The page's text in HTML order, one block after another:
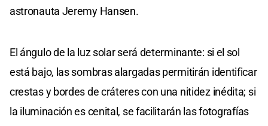
astronauta Jeremy Hansen.
El ángulo de la luz solar será determinante: si el sol
está bajo, las sombras alargadas permitirán identificar
crestas y bordes de cráteres con una nitidez inédita; si
la iluminación es cenital, se facilitarán las fotografías